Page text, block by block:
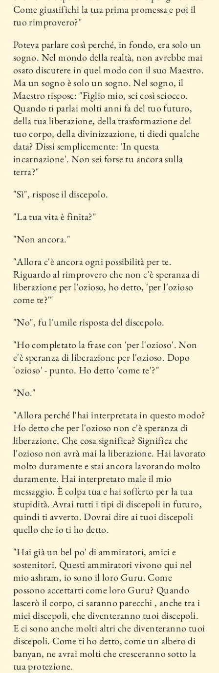
Come giustifichi la tua prima promessa e poi il
tuo rimprovero?"
Poteva parlare così perché, in fondo, era solo un
sogno. Nel mondo della realtà, non avrebbe mai
osato discutere in quel modo con il suo Maestro.
Ma un sogno è solo un sogno. Nel sogno, il
Maestro rispose: "Figlio mio, sei così sciocco.
Quando ti parlai molti anni fa del tuo futuro,
della tua liberazione, della trasformazione del
tuo corpo, della divinizzazione, ti diedi qualche
data? Dissi semplicemente: 'In questa
incarnazione'. Non sei forse tu ancora sulla
terra?"
"Sì", rispose il discepolo.
"La tua vita è finita?"
"Non ancora."
"Allora c'è ancora ogni possibilità per te.
Riguardo al rimprovero che non c'è speranza di
liberazione per l'ozioso, ho detto, 'per l'ozioso
come te?'"
"No", fu l'umile risposta del discepolo.
"Ho completato la frase con 'per l'ozioso'. Non
c'è speranza di liberazione per l'ozioso. Dopo
'ozioso' - punto. Ho detto 'come te'?"
"No."
"Allora perché l'hai interpretata in questo modo?
Ho detto che per l'ozioso non c'è speranza di
liberazione. Che cosa significa? Significa che
l'ozioso non avrà mai la liberazione. Hai lavorato
molto duramente e stai ancora lavorando molto
duramente. Hai interpretato male il mio
messaggio. È colpa tua e hai sofferto per la tua
stupidità. Avrai tutti i tipi di discepoli in futuro,
quindi ti avverto. Dovrai dire ai tuoi discepoli
quello che io ti ho detto.
"Hai già un bel po' di ammiratori, amici e
sostenitori. Questi ammiratori vivono qui nel
mio ashram, io sono il loro Guru. Come
possono accettarti come loro Guru? Quando
lascerò il corpo, ci saranno parecchi , anche tra i
miei discepoli, che diventeranno tuoi discepoli.
E ci sono anche molti altri che diventeranno tuoi
discepoli. Come ti ho detto, come un albero di
banyan, ne avrai molti che cresceranno sotto la
tua protezione.